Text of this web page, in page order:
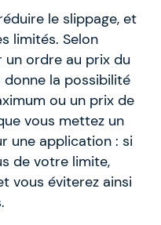
le slippage, et
limités. Selon
un ordre au prix du
donne la possibilité
ou un prix de
vous mettez un
une application : si
de votre limite,
vous éviterez ainsi